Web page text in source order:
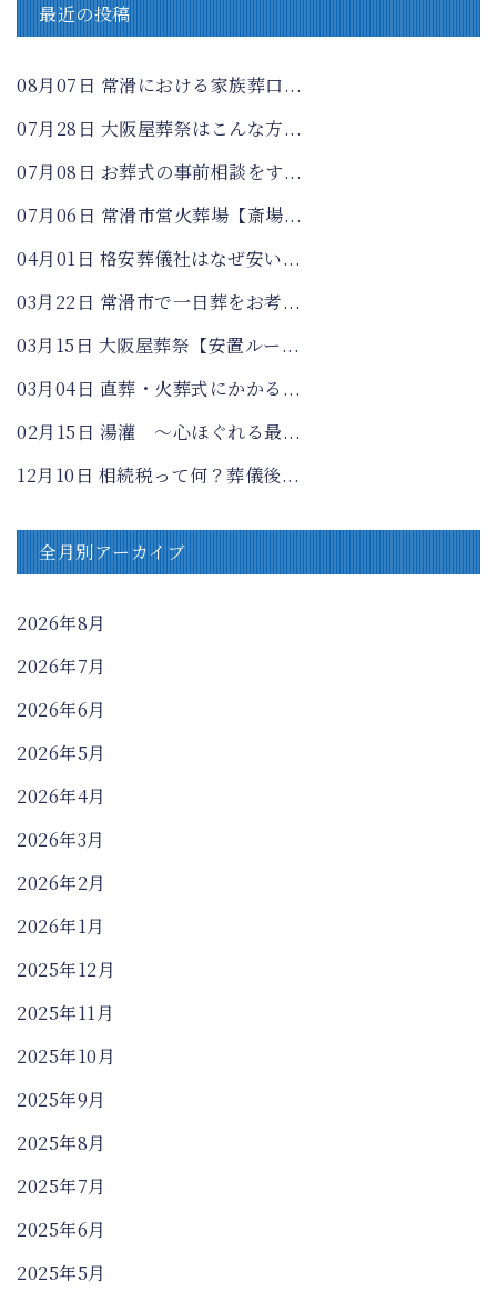
最近の投稿
08月07日 常滑における家族葬口...
07月28日 大阪屋葬祭はこんな方...
07月08日 お葬式の事前相談をす...
07月06日 常滑市営火葬場【斎場...
04月01日 格安葬儀社はなぜ安い...
03月22日 常滑市で一日葬をお考...
03月15日 大阪屋葬祭【安置ルー...
03月04日 直葬・火葬式にかかる...
02月15日 湯灌 ～心ほぐれる最...
12月10日 相続税って何？葬儀後...
全月別アーカイブ
2026年8月
2026年7月
2026年6月
2026年5月
2026年4月
2026年3月
2026年2月
2026年1月
2025年12月
2025年11月
2025年10月
2025年9月
2025年8月
2025年7月
2025年6月
2025年5月